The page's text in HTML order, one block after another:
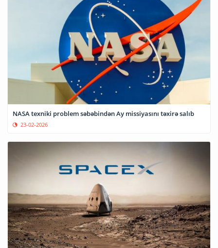
NASA texniki problem səbəbindən Ay missiyasını təxirə salıb
23-02-2026